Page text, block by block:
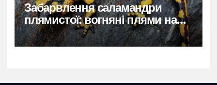
Забарвлення саламандри
плямистої: вогняні плями на
чорному тлі